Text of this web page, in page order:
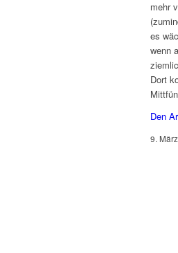
mehr
es
wenn
Dort
Den
9.